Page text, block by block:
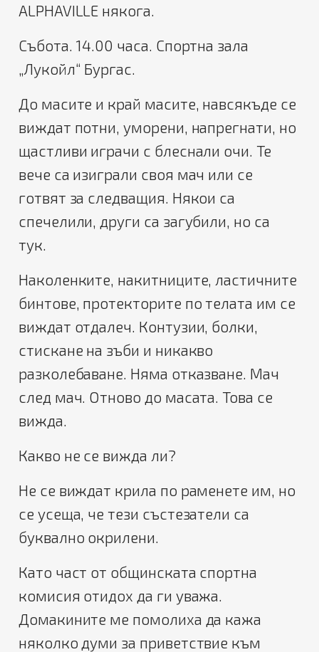
ALPHAVILLE някога.
Събота. 14.00 часа. Спортна зала
„Лукойл“ Бургас.
До масите и край масите, навсякъде се
виждат потни, уморени, напрегнати, но
щастливи играчи с блеснали очи. Те
вече са изиграли своя мач или се
готвят за следващия. Някои са
спечелили, други са загубили, но са
тук.
Наколенките, накитниците, ластичните
бинтове, протекторите по телата им се
виждат отдалеч. Контузии, болки,
стискане на зъби и никакво
разколебаване. Няма отказване. Мач
след мач. Отново до масата. Това се
вижда.
Какво не се вижда ли?
Не се виждат крила по раменете им, но
се усеща, че тези състезатели са
буквално окрилени.
Като част от общинската спортна
комисия отидох да ги уважа.
Домакините ме помолиха да кажа
няколко думи за приветствие към